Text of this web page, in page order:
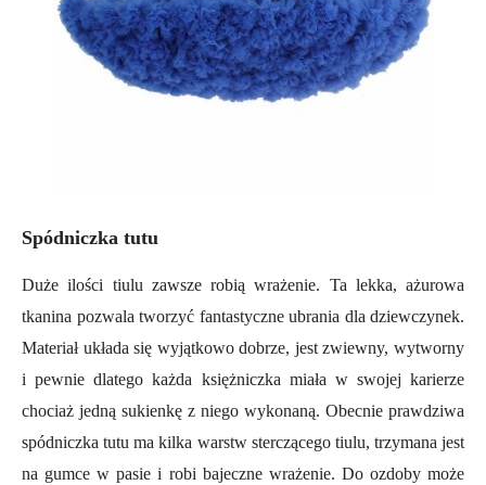
Spódniczka tutu
Duże ilości tiulu zawsze robią wrażenie. Ta lekka, ażurowa
tkanina pozwala tworzyć fantastyczne ubrania dla dziewczynek.
Materiał układa się wyjątkowo dobrze, jest zwiewny, wytworny
i pewnie dlatego każda księżniczka miała w swojej karierze
chociaż jedną sukienkę z niego wykonaną. Obecnie prawdziwa
spódniczka tutu ma kilka warstw sterczącego tiulu, trzymana jest
na gumce w pasie i robi bajeczne wrażenie. Do ozdoby może